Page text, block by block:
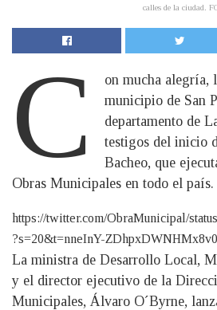
calles de la ciudad.
C
on mucha alegría,
municipio de San
departamento de
testigos del inicio
Bacheo, que
Obras Municipales en todo el país.
https://twitter.com/ObraMunicipal/
?s=20&t=nneInY-
La ministra de Desarrollo Local,
y el director ejecutivo de la
Municipales, Álvaro O´Byrne,